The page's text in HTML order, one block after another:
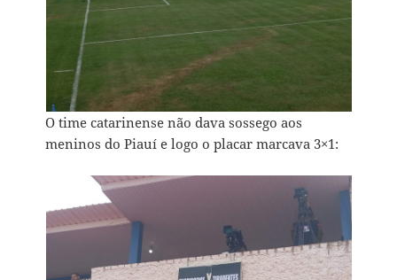
O time catarinense não dava sossego aos
meninos do Piauí e logo o placar marcava 3×1: